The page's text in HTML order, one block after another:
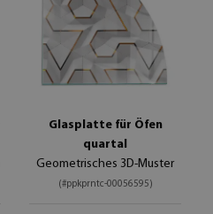
Glasplatte für Öfen
quartal
Geometrisches 3D-Muster
(#ppkprntc-00056595)